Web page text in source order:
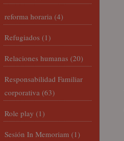
reforma horaria (4)
Refugiados (1)
Relaciones humanas (20)
Responsabilidad Familiar
corporativa (63)
Role play (1)
Sesión In Memoriam (1)